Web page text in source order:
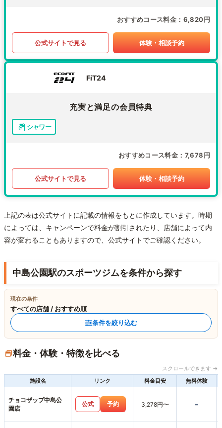
おすすめコース料金 6,820円
公式サイトで見る 体験・相談予約
FiT24
充実と満足の会員特典
シャワー
おすすめコース料金 7,678円
公式サイトで見る 体験・相談予約
上記の表は公式サイトに記載の情報をもとに作成しています。時期
によっては、キャンペーンで料金が割引されたり、店舗によって内
容が変わることもありますので、公式サイトでご確認ください。
中島公園駅のスポーツジムを条件から探す
現在の条件
すべての店舗 / おすすめ順
条件を絞り込む
料金・体験・特徴を比べる
スクロールできます →
施設名
リンク 料金目安 無料体験
チョコザップ中島公
園店
公式 予約 3,278円〜 -